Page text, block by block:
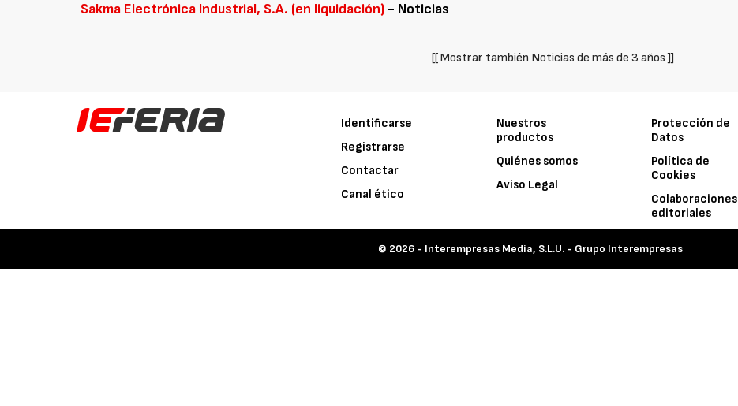
Sakma Electrónica Industrial, S.A. (en liquidación) - Noticias
[[ Mostrar también Noticias de más de 3 años ]]
Identificarse
Registrarse
Contactar
Canal ético
Nuestros
productos
Quiénes somos
Aviso Legal
Protección de
Datos
Política de
Cookies
Colaboraciones
editoriales
© 2026 - Interempresas Media, S.L.U. - Grupo Interempresas